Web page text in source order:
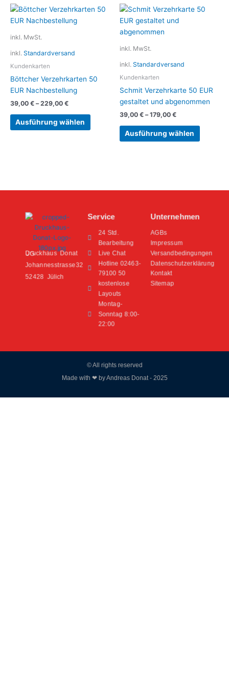
inkl. MwSt.
inkl. Standardversand
Kundenkarten
Böttcher Verzehrkarten 50
EUR Nachbestellung
39,00 € –229,00 €
Ausführung wählen
Dieses
Die
Produktseite
inkl. MwSt.
inkl. Standardversand
Kundenkarten
Schmit Verzehrkarte 50 EUR
gestaltet und abgenommen
39,00 € –179,00 €
Ausführung wählen
Dieses
Optionen
können
gewählt
Service
24 Std.
Bearbeitung
Live Chat
Hotline 02463-
79100 50
kostenlose
Layouts
Montag-
Sonntag 8:00-
22:00
Unternehmen
AGBs
Impressum
Versandbedingungen
Datenschutzerklärung
Kontakt
Sitemap
Druckhaus Donat UG
Johannesstrasse32
52428 Jülich
© All rights reserved
Made with ❤ by Andreas Donat - 2025